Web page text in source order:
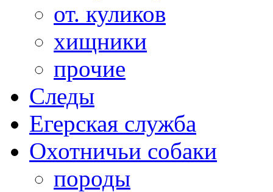
от. куликов
хищники
прочие
Следы
Егерская служба
Охотничьи собаки
породы